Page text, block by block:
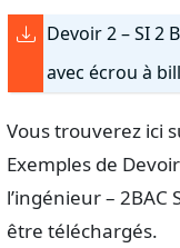
Devoir 2 – SI 2
avec écrou à
Vous trouverez ici
Exemples de
l’ingénieur – 2BAC
être téléchargés.